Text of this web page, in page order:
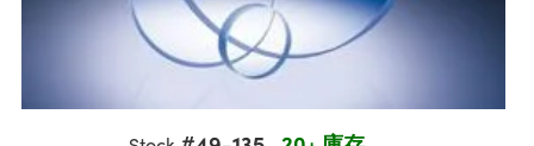
體視顯微鏡系統
and Detection